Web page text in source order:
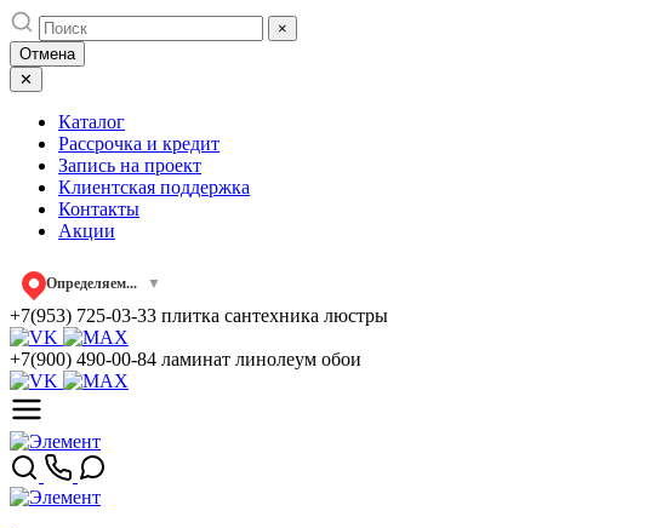
Skip
to
content
×
Отмена
✕
Каталог
Рассрочка и кредит
Запись на проект
Клиентская поддержка
Контакты
Акции
Определяем... ▼
+7(953) 725-03-33 плитка сантехника люстры
+7(900) 490-00-84 ламинат линолеум обои